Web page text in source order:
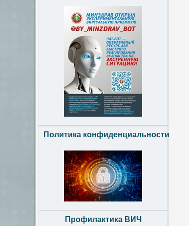
Политика конфиденциальности
Профилактика ВИЧ